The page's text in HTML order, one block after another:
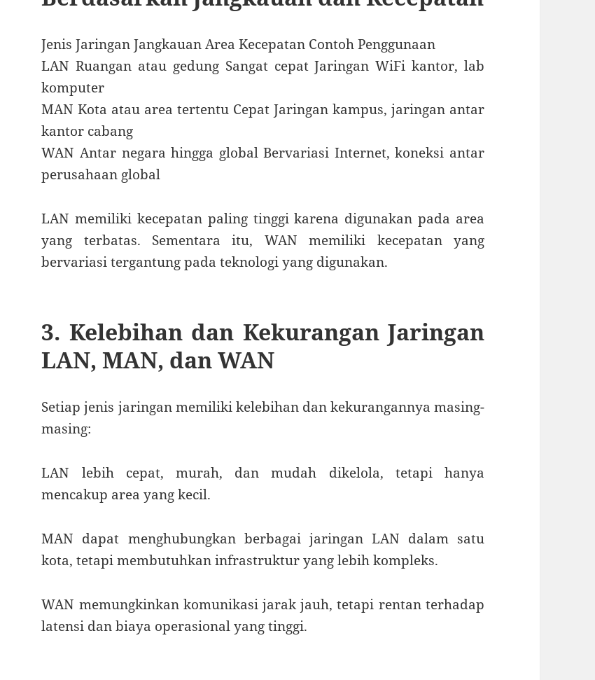
Jenis Jaringan Jangkauan Area Kecepatan Contoh Penggunaan
LAN Ruangan atau gedung Sangat cepat Jaringan WiFi kantor, lab
komputer
MAN Kota atau area tertentu Cepat Jaringan kampus, jaringan antar
kantor cabang
WAN Antar negara hingga global Bervariasi Internet, koneksi antar
perusahaan global
LAN memiliki kecepatan paling tinggi karena digunakan pada area
yang terbatas. Sementara itu, WAN memiliki kecepatan yang
bervariasi tergantung pada teknologi yang digunakan.
3. Kelebihan dan Kekurangan Jaringan
LAN, MAN, dan WAN
Setiap jenis jaringan memiliki kelebihan dan kekurangannya masing-
masing:
LAN lebih cepat, murah, dan mudah dikelola, tetapi hanya
mencakup area yang kecil.
MAN dapat menghubungkan berbagai jaringan LAN dalam satu
kota, tetapi membutuhkan infrastruktur yang lebih kompleks.
WAN memungkinkan komunikasi jarak jauh, tetapi rentan terhadap
latensi dan biaya operasional yang tinggi.